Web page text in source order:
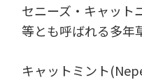
セニーズ・キャット
等とも呼ばれる多年
キャットミント